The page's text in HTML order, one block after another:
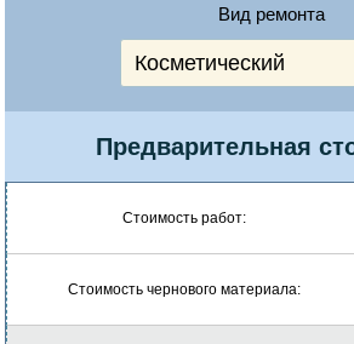
Вид ремонта
Предварительная
Стоимость работ:
Стоимость чернового материала: